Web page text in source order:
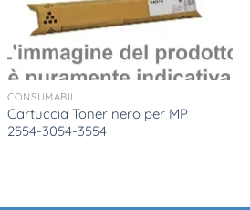
CONSUMABILI
Cartuccia Toner nero per MP
2554-3054-3554